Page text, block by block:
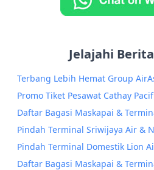
Jelajahi
Terbang Lebih Hemat Group
Promo Tiket Pesawat Cathay
Daftar Bagasi Maskapai &
Pindah Terminal Sriwijaya Air &
Pindah Terminal Domestik Lion
Daftar Bagasi Maskapai &